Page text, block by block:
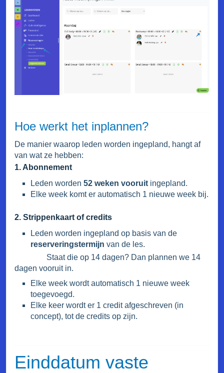
Hoe werkt het inplannen?
De manier waarop leden worden ingepland, hangt af
van wat ze hebben:
1. Abonnement
Leden worden 52 weken vooruit ingepland.
Elke week komt er automatisch 1 nieuwe week bij.
2. Strippenkaart of credits
Leden worden ingepland op basis van de
reserveringstermijn van de les.
Staat die op 14 dagen? Dan plannen we 14
dagen vooruit in.
Elke week wordt automatisch 1 nieuwe week
toegevoegd.
Elke keer wordt er 1 credit afgeschreven (in
concept), tot de credits op zijn.
Einddatum vaste